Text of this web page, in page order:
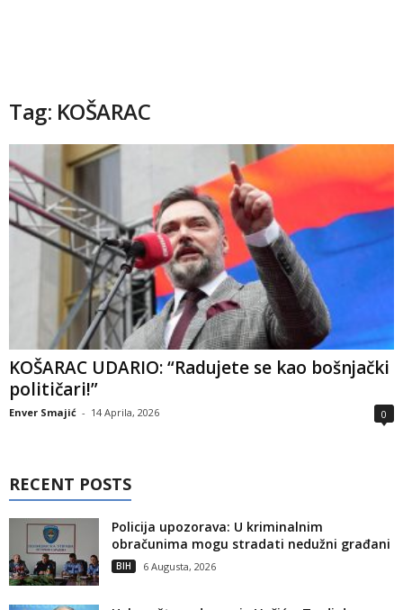
Tag: KOŠARAC
KOŠARAC UDARIO: “Radujete se kao bošnjački
političari!”
Enver Smajić - 14 Aprila, 2026 0
RECENT POSTS
Policija upozorava: U kriminalnim
obračunima mogu stradati nedužni građani
BIH 6 Augusta, 2026